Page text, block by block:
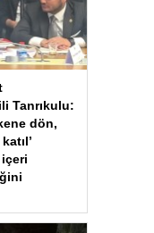
Tanrıkulu:
dön,